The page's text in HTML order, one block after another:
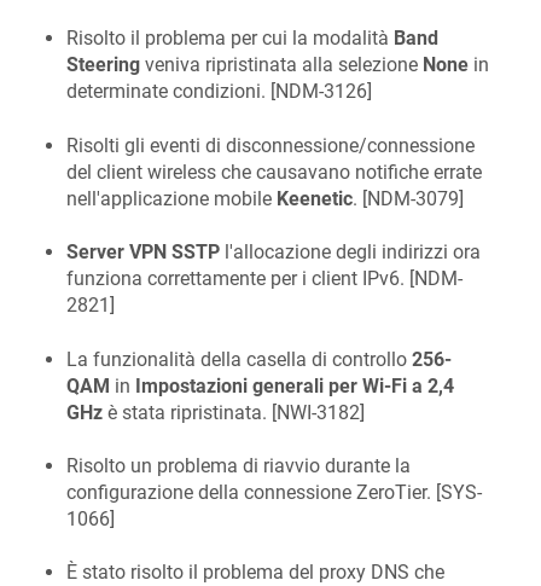
Risolto il problema per cui la modalità Band
Steering veniva ripristinata alla selezione None in
determinate condizioni. [NDM-3126]
Risolti gli eventi di disconnessione/connessione
del client wireless che causavano notifiche errate
nell'applicazione mobile Keenetic. [NDM-3079]
Server VPN SSTP l'allocazione degli indirizzi ora
funziona correttamente per i client IPv6. [NDM-
2821 ]
La funzionalità della casella di controllo 256-
QAM in Impostazioni generali per Wi-Fi a 2,4
GHz è stata ripristinata. [NWI-3182]
Risolto un problema di riavvio durante la
configurazione della connessione ZeroTier. [SYS-
1066]
È stato risolto il problema del proxy DNS che